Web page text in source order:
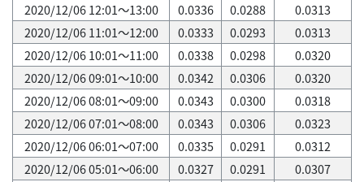
2020/12/06 12:01～13:00
0.0336 0.0288
0.0313
2020/12/06 11:01～12:00
0.0333 0.0293
0.0313
2020/12/06 10:01～11:00
0.0338 0.0298
0.0320
2020/12/06 09:01～10:00
0.0342 0.0306
0.0320
2020/12/06 08:01～09:00
0.0343 0.0300
0.0318
2020/12/06 07:01～08:00
0.0343 0.0306
0.0323
2020/12/06 06:01～07:00
0.0335 0.0291
0.0312
2020/12/06 05:01～06:00
0.0327 0.0291
0.0307